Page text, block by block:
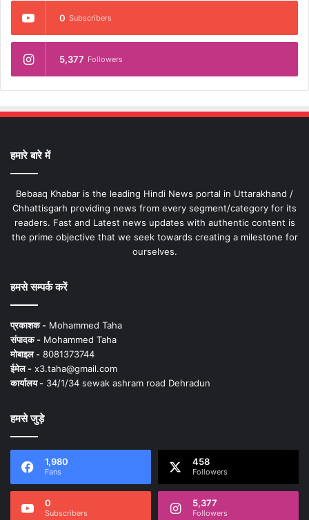
0 Subscribers
5,377 Followers
हमारे बारे में
Bebaaq Khabar is the leading Hindi News portal in Uttarakhand /
Chhattisgarh providing news from every segment/category for its
readers. Fast and Latest news updates with authentic content is
the prime objective that we seek towards creating a milestone for
ourselves.
हमसे सम्पर्क करें
प्रकाशक - Mohammed Taha
संपादक - Mohammed Taha
मोबाइल - 8081373744
ईमेल - x3.taha@gmail.com
कार्यालय - 34/1/34 sewak ashram road Dehradun
हमसे जुड़े
1,980
Fans
458
Followers
0
Subscribers
5,377
Followers